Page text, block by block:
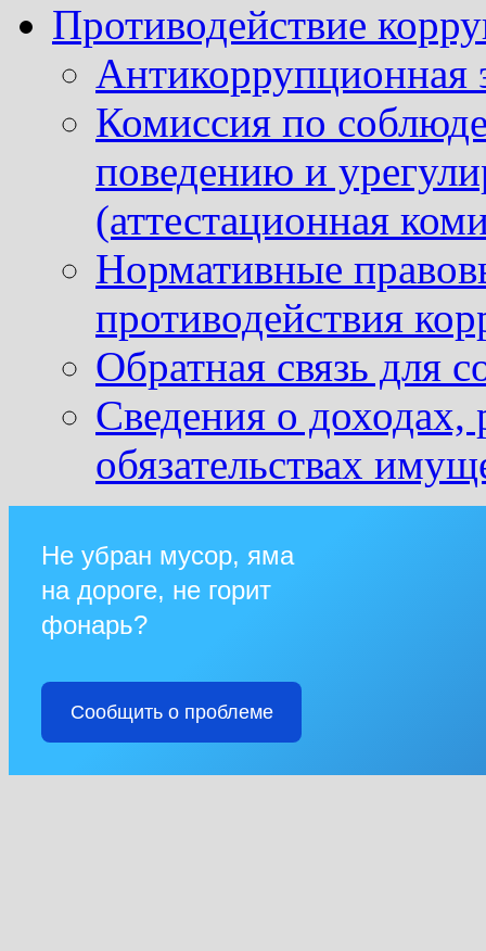
Противодействие
Антикоррупционная
Комиссия по
поведению и
(аттестационная
Нормативные
противодействия
Обратная связь для
Сведения о доходах,
обязательствах
Не убран мусор, яма
на дороге, не горит
фонарь?
Сообщить о проблеме